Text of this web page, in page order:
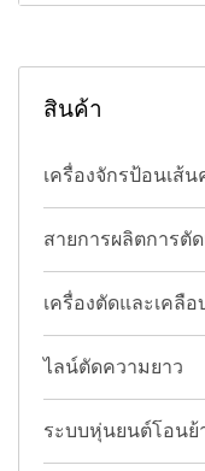
สินค้า
เครื่องจักรป้อนเส้น
สายการผลิตการตั
เครื่องตัดและเคลื
ไลน์ตัดความยาว
ระบบหุ่นยนต์โอนย้